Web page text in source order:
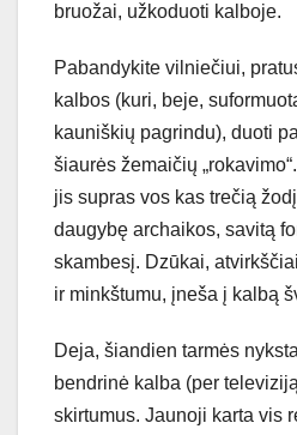
bruožai, užkoduoti kalboje.
Pabandykite vilniečiui,
kalbos (kuri, beje,
kauniškių pagrindu), duoti
šiaurės žemaičių
jis supras vos kas trečią
daugybę archaikos, savitą
skambesį. Dzūkai,
ir minkštumu, įneša į kalbą
Deja, šiandien tarmės
bendrinė kalba (per
skirtumus. Jaunoji karta vis